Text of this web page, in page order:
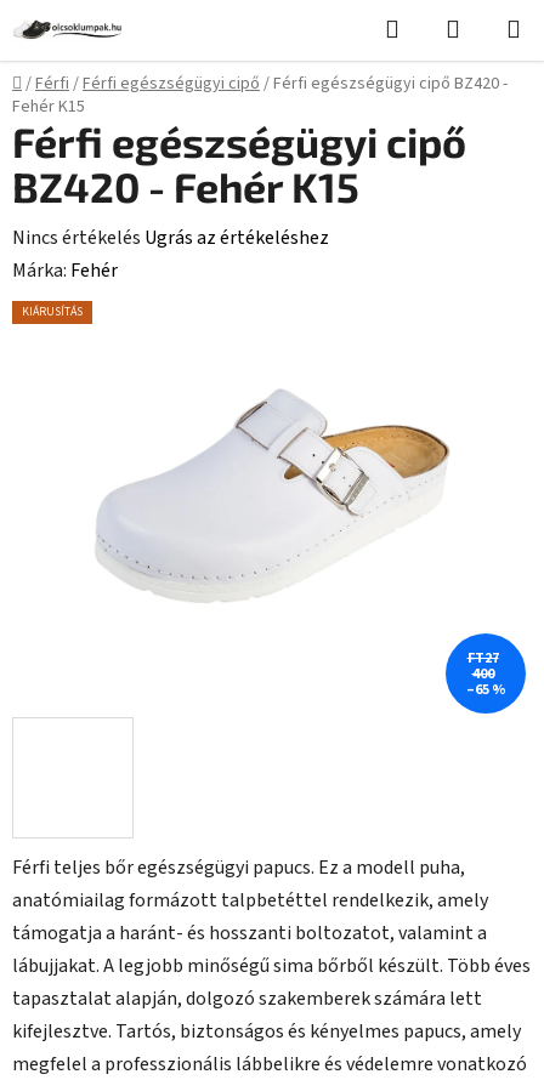
fő
tartalomhoz
Keresés KOSÁR
Kezdőlap
/Férfi/Férfi egészségügyi cipő/Férfi egészségügyi cipő BZ420 -
Fehér K15
Férfi teljes bőr egészségügyi papucs. Ez a modell puha,
anatómiailag formázott talpbetéttel rendelkezik, amely
támogatja a haránt- és hosszanti boltozatot, valamint a
lábujjakat. A legjobb minőségű sima bőrből készült. Több éves
tapasztalat alapján, dolgozó szakemberek számára lett
kifejlesztve. Tartós, biztonságos és kényelmes papucs, amely
megfelel a professzionális lábbelikre és védelemre vonatkozó
Férfi egészségügyi cipő
BZ420 - Fehér K15
A
termék
átlagos
Nincs értékelés Ugrás az értékeléshez
Márka: Fehér
KIÁRUSÍTÁS
FT27
400
–65 %